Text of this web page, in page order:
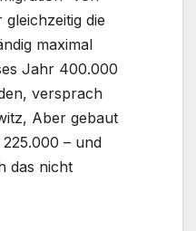
die
maximal
Jahr 400.000
versprach
Aber gebaut
– und
das nicht